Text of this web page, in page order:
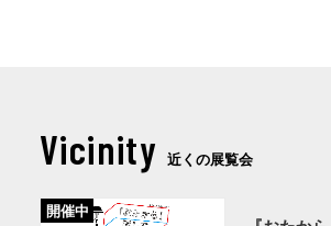
Vicinity 近くの展覧会
開催中